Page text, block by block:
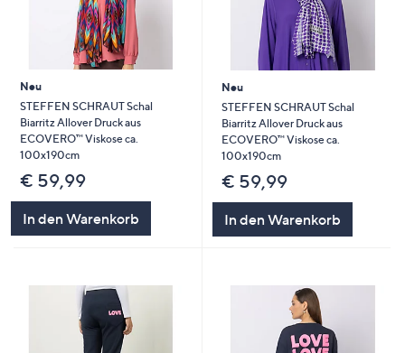
Neu
STEFFEN SCHRAUT Schal
Biarritz Allover Druck aus
ECOVERO™ Viskose ca.
100x190cm
€ 59,99
In den Warenkorb
Neu
STEFFEN SCHRAUT Schal
Biarritz Allover Druck aus
ECOVERO™ Viskose ca.
100x190cm
€ 59,99
In den Warenkorb